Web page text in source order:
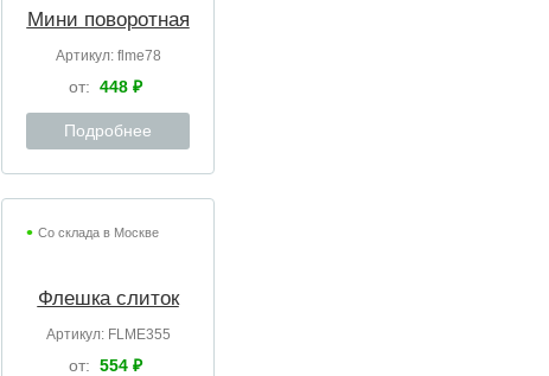
Мини поворотная
Артикул: flme78
от: 448 ₽
Подробнее
Со склада в Москве
Флешка слиток
Артикул: FLME355
от: 554 ₽